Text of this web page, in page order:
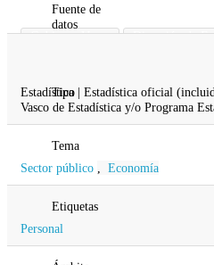
Fuente de
datos
Gobierno Vasco
Dirección de
Tipo
Estadística | Estadística oficial
Vasco de Estadística y/o Programa
Tema
Sector público , Economía
Etiquetas
Personal